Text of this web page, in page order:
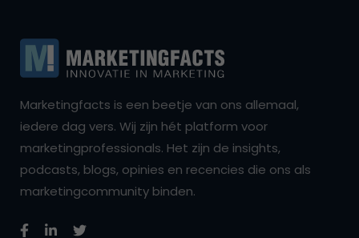
Marketingfacts is een beetje van ons allemaal,
iedere dag vers. Wij zijn hét platform voor
marketingprofessionals. Het zijn de insights,
podcasts, blogs, opinies en recencies die ons als
marketingcommunity binden.